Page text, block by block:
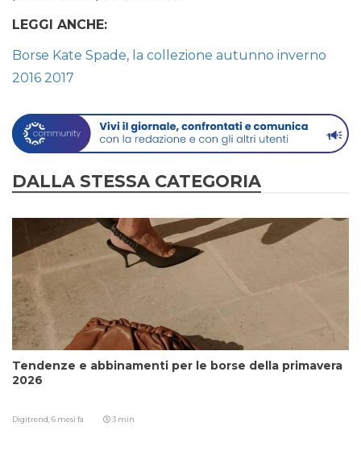
LEGGI ANCHE:
Borse Kate Spade, la collezione autunno inverno
2016 2017
DALLA STESSA CATEGORIA
Tendenze e abbinamenti per le borse della primavera
2026
Digitrend,6 mesi fa 3 min